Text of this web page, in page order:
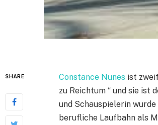
SHARE Constance Nunes ist
zu Reichtum “ und sie ist
und Schauspielerin
berufliche Laufbahn als